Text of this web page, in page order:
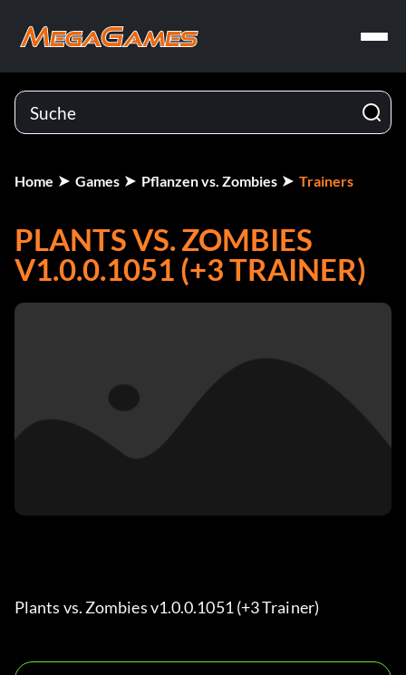
Home Games Pflanzen vs. Zombies Trainers
PLANTS VS. ZOMBIES
V1.0.0.1051 (+3 TRAINER)
Plants vs. Zombies v1.0.0.1051 (+3 Trainer)